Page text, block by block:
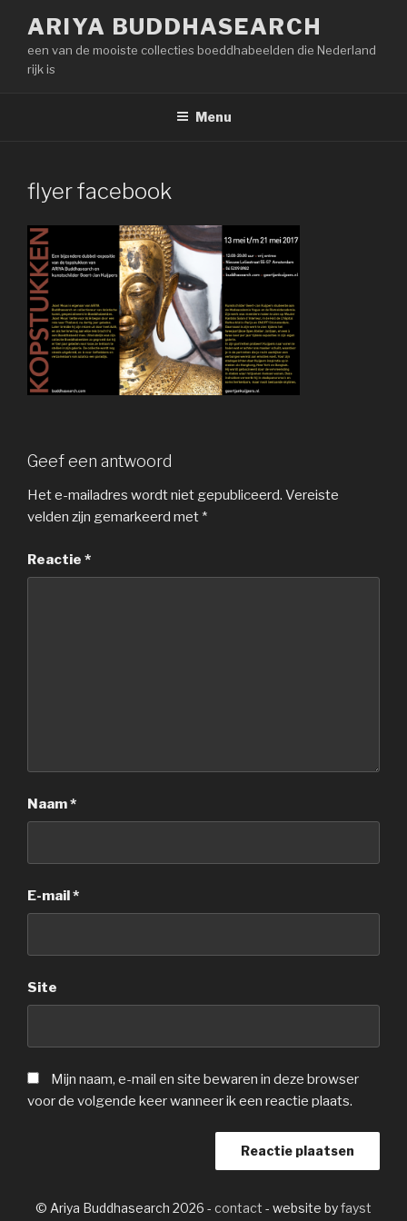
inhoud
springen
ARIYA BUDDHASEARCH
een van de mooiste collecties boeddhabeelden die Nederland
rijk is
Menu
flyer facebook
Geef een antwoord
Het e-mailadres wordt niet gepubliceerd. Vereiste
velden zijn gemarkeerd met *
Reactie *
Naam*
E-mail*
Site
Mijn naam, e-mail en site bewaren in deze browser
voor de volgende keer wanneer ik een reactie plaats.
© Ariya Buddhasearch 2026 - contact - website byfayst